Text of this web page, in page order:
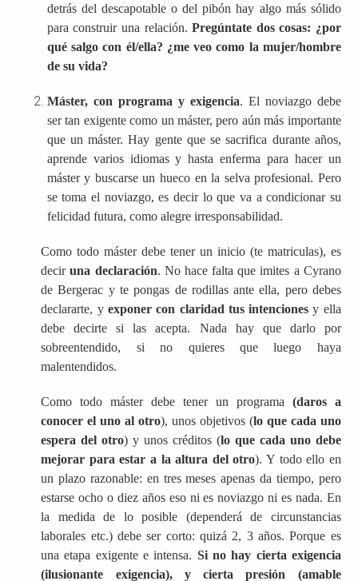
detrás del descapotable o del pibón hay algo más sólido
para construir una relación.Pregúntate dos cosas: ¿por
qué salgo con él/ella? ¿me veo como la mujer/hombre
de su vida?
Máster, con programa y exigencia. El noviazgo debe
ser tan exigente como un máster, pero aún más importante
que un máster. Hay gente que se sacrifica durante años,
aprende varios idiomas y hasta enferma para hacer un
máster y buscarse un hueco en la selva profesional. Pero
se toma el noviazgo, es decir lo que va a condicionar su
felicidad futura, como alegre irresponsabilidad.
Como todo máster debe tener un inicio (te matriculas), es
deciruna declaración. No hace falta que imites a Cyrano
de Bergerac y te pongas de rodillas ante ella, pero debes
declararte, y exponer con claridad tus intenciones y ella
debe decirte si las acepta. Nada hay que darlo por
sobreentendido, si no quieres que luego haya
malentendidos.
Como todo máster debe tener un programa (daros a
conocer el uno al otro), unos objetivos (lo que cada uno
espera del otro) y unos créditos (lo que cada uno debe
mejorar para estar a la altura del otro). Y todo ello en
un plazo razonable: en tres meses apenas da tiempo, pero
estarse ocho o diez años eso ni es noviazgo ni es nada. En
la medida de lo posible (dependerá de circunstancias
laborales etc.) debe ser corto: quizá 2, 3 años. Porque es
una etapa exigente e intensa. Si no hay cierta exigencia
(ilusionante exigencia), y cierta presión (amable